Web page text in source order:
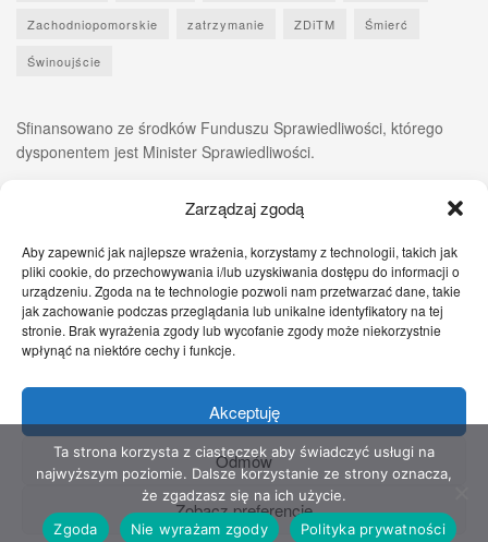
Zarządzaj zgodą
Aby zapewnić jak najlepsze wrażenia, korzystamy z technologii, takich jak
pliki cookie, do przechowywania i/lub uzyskiwania dostępu do informacji o
urządzeniu. Zgoda na te technologie pozwoli nam przetwarzać dane, takie
jak zachowanie podczas przeglądania lub unikalne identyfikatory na tej
stronie. Brak wyrażenia zgody lub wycofanie zgody może niekorzystnie
wpłynąć na niektóre cechy i funkcje.
Akceptuję
Odmów
Zobacz preferencje
Zachodniopomorskie zatrzymanie ZDiTM Śmierć
Świnoujście
Sfinansowano ze środków Funduszu Sprawiedliwości, którego
dysponentem jest Minister Sprawiedliwości.
Zgłoś nam! Szczecińskie Wiadomości Sport
Zdrowie
Prawo
Pomoc Prawna Kontakt
Copyright © 2022 Stowarzyszenie Przyjaciół Zdrowia - Wszelkie prawa
zastrzeżone
Ta strona korzysta z ciasteczek aby świadczyć usługi na
najwyższym poziomie. Dalsze korzystanie ze strony oznacza,
że zgadzasz się na ich użycie.
Zgoda
Nie wyrażam zgody Polityka prywatności